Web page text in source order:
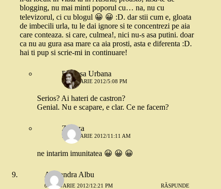
blogging, nu mai minti poporul cu… na, nu cu
televizorul, ci cu blogul 😀 😀 :D. dar stii cum e, gloata
de imbecili urla, tu le dai ignore si te concentrezi pe aia
care conteaza. si care, culmea!, nici nu-s asa putini. doar
ca nu au gura asa mare ca aia prosti, asta e diferenta :D.
hai ti pup si scrie-mi in continuare!
Printesa Urbana
6 IANUARIE 2012/5:08 PM
Serios? Ai hateri de castron?
Genial. Nu e scapare, e clar. Ce ne facem?
Zazuza
7 IANUARIE 2012/11:11 AM
ne intarim imunitatea 😀 😀 😀
Alexandra Albu
6 IANUARIE 2012/12:21 PM RĂSPUNDE